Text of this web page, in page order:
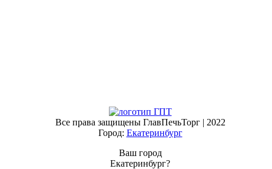
Все права защищены ГлавПечьТорг | 2022
Город: Екатеринбург
Ваш город
Екатеринбург?